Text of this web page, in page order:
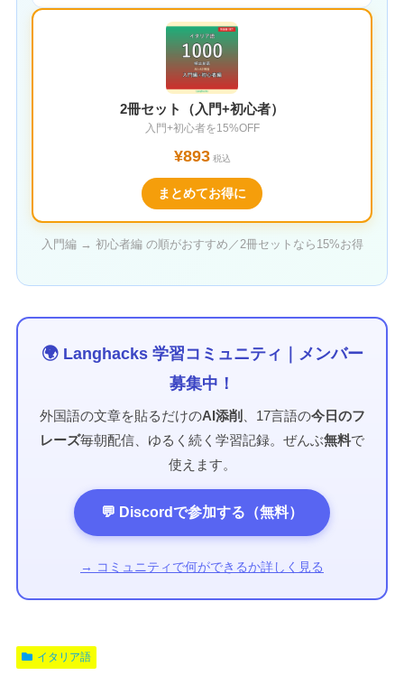
2冊セット（入門+初心者）
入門+初心者を15%OFF
¥893税込
まとめてお得に
入門編 → 初心者編 の順がおすすめ／2冊セットなら15%お得
🌍 Langhacks 学習コミュニティ｜メンバー
募集中！
外国語の文章を貼るだけのAI添削 、17言語の今日のフ
レーズ毎朝配信、ゆるく続く学習記録。ぜんぶ無料で
使えます。
💬 Discordで参加する（無料）
→ コミュニティで何ができるか詳しく見る
イタリア語